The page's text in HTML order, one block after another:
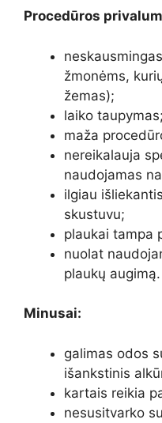
Procedūros
žmonėms,
žemas);
laiko taupymas;
maža
nereikalauja
naudojamas
ilgiau
skustuvu;
plaukai tampa
nuolat
plaukų augimą.
Minusai:
galimas odos
išankstinis
kartais reikia
nesusitvarko